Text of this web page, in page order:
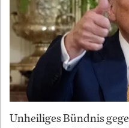
Unheiliges Bündnis